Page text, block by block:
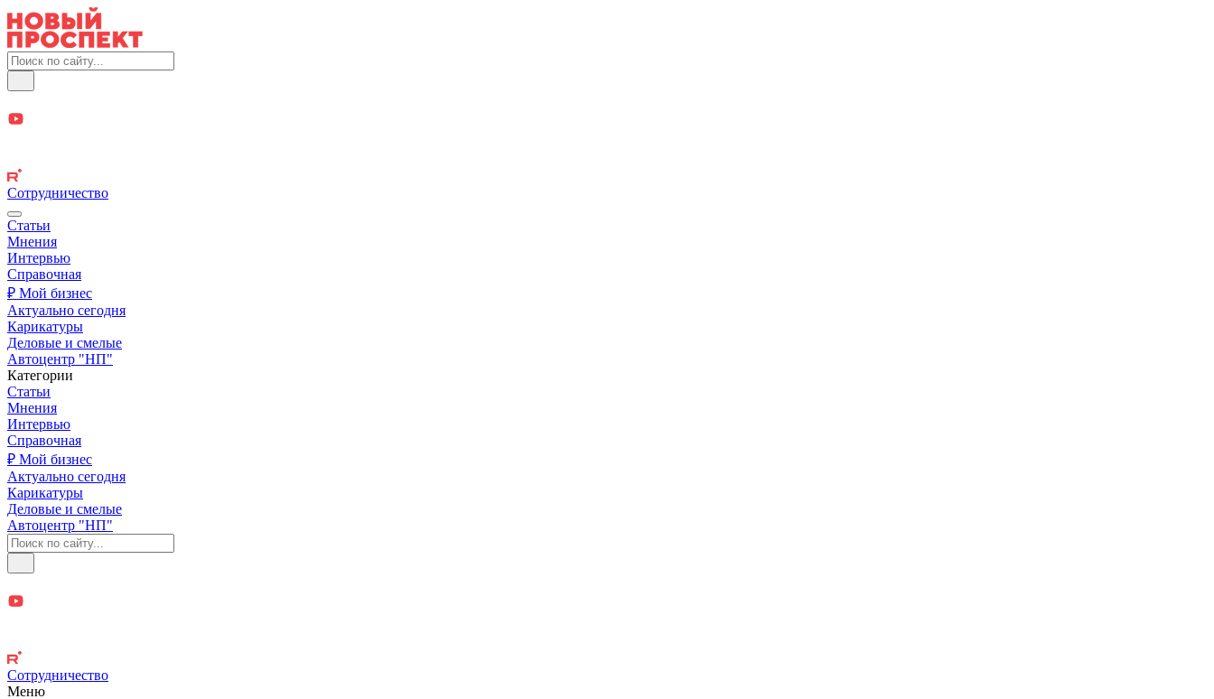
Сотрудничество
Статьи
Мнения
Интервью
Справочная
₽ Мой бизнес
Актуально сегодня
Карикатуры
Деловые и смелые
Автоцентр "НП"
Категории
Статьи
Мнения
Интервью
Справочная
₽ Мой бизнес
Актуально сегодня
Карикатуры
Деловые и смелые
Автоцентр "НП"
Сотрудничество
Меню